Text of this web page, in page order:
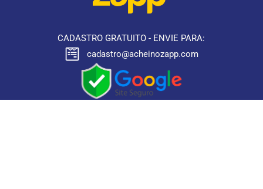
CADASTRO GRATUITO - ENVIE PARA:
cadastro@acheinozapp.com